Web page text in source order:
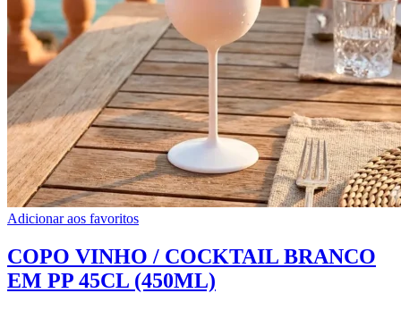
Adicionar aos favoritos
COPO VINHO / COCKTAIL BRANCO
EM PP 45CL (450ML)